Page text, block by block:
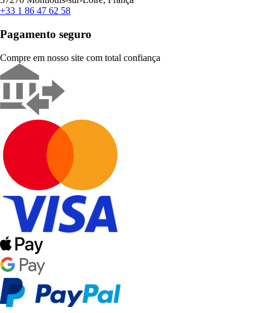
+33 1 86 47 62 58
Pagamento seguro
Compre em nosso site com total confiança